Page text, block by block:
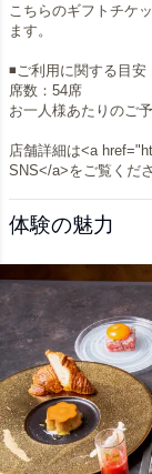
こちらのギフトチケ
ます。
◾️ご利用に関する目安
席数：54席
お一人様あたりのご
店舗詳細は<a
SNS</a>をご覧くだ
体験の魅力